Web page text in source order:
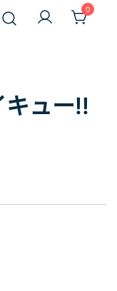
0
キュー!!